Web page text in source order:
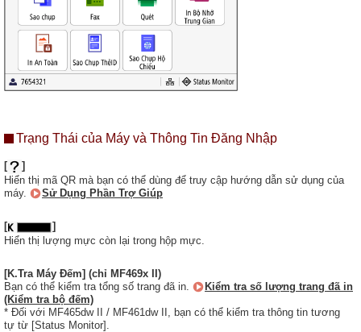
Trạng Thái của Máy và Thông Tin Đăng Nhập
[
]
Hiển thị mã QR mà bạn có thể dùng để truy cập hướng dẫn sử dụng của
máy.
Sử Dụng Phần Trợ Giúp
[
]
Hiển thị lượng mực còn lại trong hộp mực.
[K.Tra Máy Đếm] (chỉ MF469x II)
Bạn có thể kiểm tra tổng số trang đã in.
Kiểm tra số lượng trang đã in
(Kiểm tra bộ đếm)
* Đối với MF465dw II / MF461dw II, bạn có thể kiểm tra thông tin tương
tự từ [Status Monitor].